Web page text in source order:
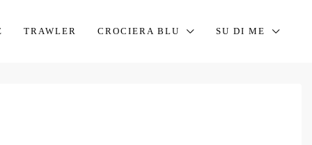
TRAWLER CROCIERA BLU SU DI ME